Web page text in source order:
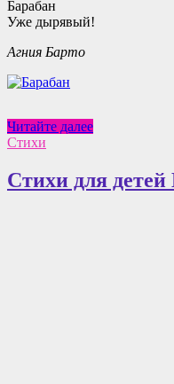
Барабан
Уже дырявый!
Агния Барто
Стихи
Агнии
Цикл
«Игрушки»
Читайте далее
Стихи
Стихи для